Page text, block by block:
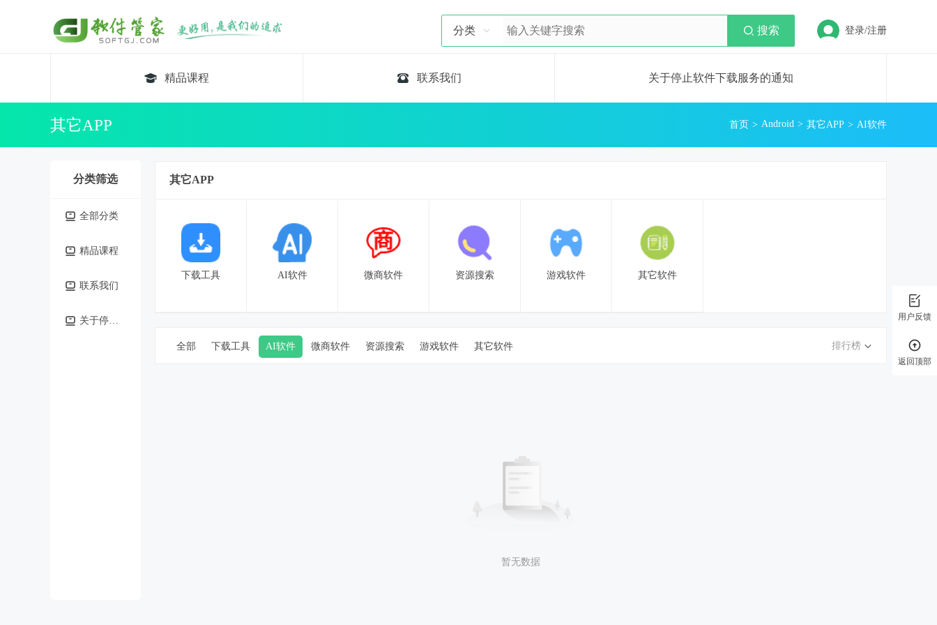
用户反馈
返回顶部
分类 搜索 登录/注册
精品课程 联系我们 关于停止软件下载服务的通知
其它APP 首页 Android 其它APP AI软件
分类筛选
全部分类
精品课程
联系我们
关于停止软件下载服务的通知
其它APP
下载工具 AI软件 微商软件 资源搜索 游戏软件 其它软件
全部 下载工具 AI软件 微商软件 资源搜索 游戏软件 其它软件 排行榜
暂无数据